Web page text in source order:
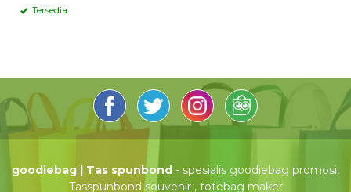
Tersedia
goodiebag | Tas spunbond - spesialis goodiebag promosi,
Tasspunbond souvenir , totebag maker